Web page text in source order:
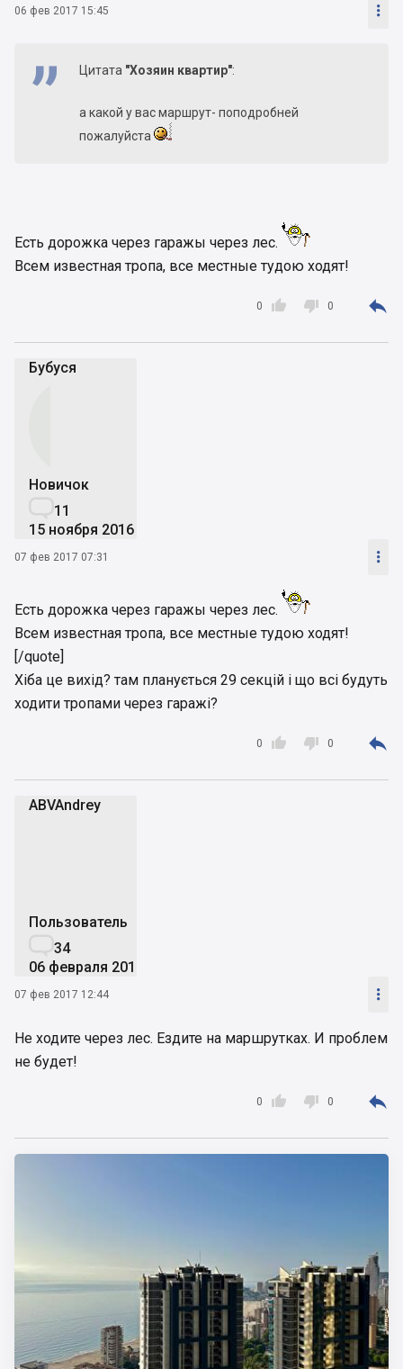
06 фев 2017 15:45 
Цитата "Хозяин квартир":
а какой у вас маршрут- поподробней
пожалуйста
Есть дорожка через гаражы через лес.
Всем известная тропа, все местные тудою ходят!

0  0 
Бубуся
Новичок
11
15 ноября 2016
07 фев 2017 07:31 
Есть дорожка через гаражы через лес.
Всем известная тропа, все местные тудою ходят!
[/quote]
Хіба це вихід? там планується 29 секцій і що всі будуть
ходити тропами через гаражі?

0  0 
ABVAndrey
Пользователь
34
06 февраля 2017
07 фев 2017 12:44 
Не ходите через лес. Ездите на маршрутках. И проблем
не будет!

0  0 